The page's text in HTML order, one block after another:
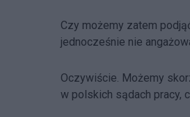
Czy możemy zatem
jednocześnie nie
Oczywiście. Możemy
w polskich sądach pracy,